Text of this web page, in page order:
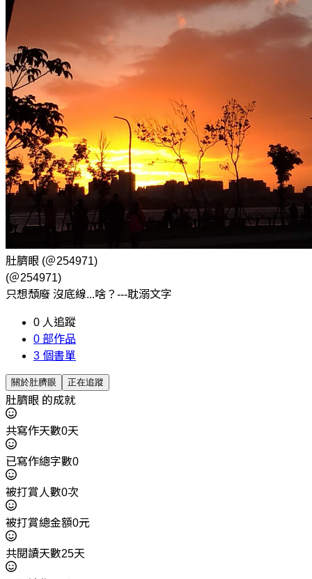
肚臍眼 (＠254971)
(＠254971)
只想頹廢 沒底線...啥？---耽溺文字
0 人追蹤
0 部作品
3 個書單
關於肚臍眼 正在追蹤
肚臍眼 的成就
共寫作天數0天
已寫作總字數0
被打賞人數0次
被打賞總金額0元
共閱讀天數25天